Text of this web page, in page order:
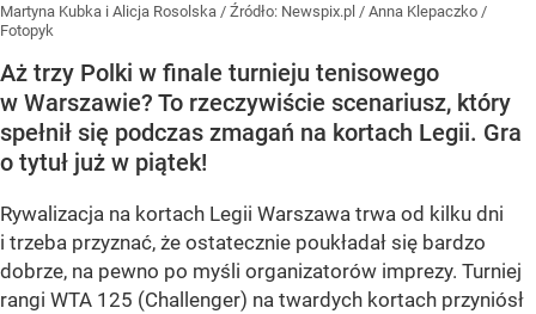
Martyna Kubka i Alicja Rosolska / Źródło: Newspix.pl / Anna Klepaczko /
Fotopyk
Aż trzy Polki w finale turnieju tenisowego
w Warszawie? To rzeczywiście scenariusz, który
spełnił się podczas zmagań na kortach Legii. Gra
o tytuł już w piątek!
Rywalizacja na kortach Legii Warszawa trwa od kilku dni
i trzeba przyznać, że ostatecznie poukładał się bardzo
dobrze, na pewno po myśli organizatorów imprezy. Turniej
rangi WTA 125 (Challenger) na twardych kortach przyniósł